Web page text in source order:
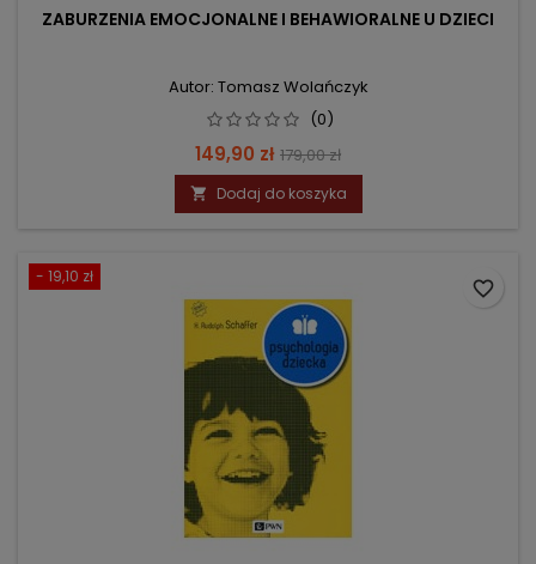
ZABURZENIA EMOCJONALNE I BEHAWIORALNE U DZIECI
Autor: Tomasz Wolańczyk
(0)
Cena
149,90 zł Cena
podstawowa
179,00 zł
 Dodaj do koszyka
- 19,10 zł
favorite_border